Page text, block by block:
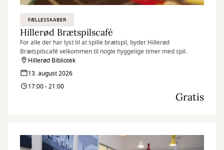
FÆLLESSKABER
Hillerød Brætspilscafé
For alle der har lyst til at spille brætspil, byder Hillerød
Brætspilscafé velkommen til nogle hyggelige timer med spil.
Hillerød Bibliotek
13. august 2026
17:00 - 21:00
Gratis